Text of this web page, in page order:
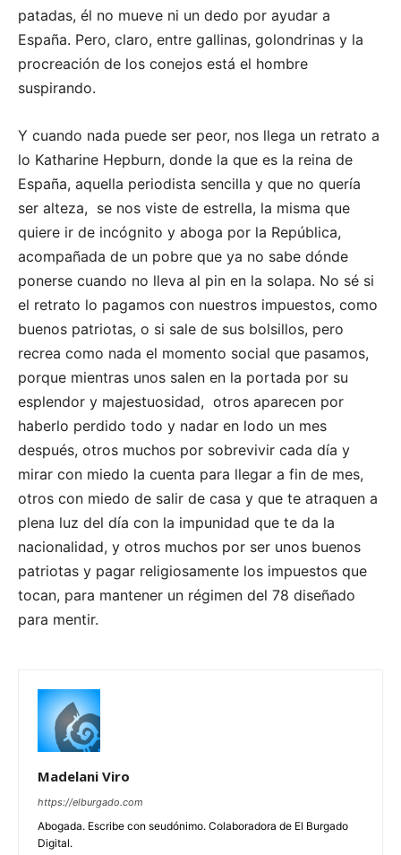
patadas, él no mueve ni un dedo por ayudar a
España. Pero, claro, entre gallinas, golondrinas y la
procreación de los conejos está el hombre
suspirando.
Y cuando nada puede ser peor, nos llega un retrato a
lo Katharine Hepburn, donde la que es la reina de
España, aquella periodista sencilla y que no quería
ser alteza, se nos viste de estrella, la misma que
quiere ir de incógnito y aboga por la República,
acompañada de un pobre que ya no sabe dónde
ponerse cuando no lleva al pin en la solapa. No sé si
el retrato lo pagamos con nuestros impuestos, como
buenos patriotas, o si sale de sus bolsillos, pero
recrea como nada el momento social que pasamos,
porque mientras unos salen en la portada por su
esplendor y majestuosidad, otros aparecen por
haberlo perdido todo y nadar en lodo un mes
después, otros muchos por sobrevivir cada día y
mirar con miedo la cuenta para llegar a fin de mes,
otros con miedo de salir de casa y que te atraquen a
plena luz del día con la impunidad que te da la
nacionalidad, y otros muchos por ser unos buenos
patriotas y pagar religiosamente los impuestos que
tocan, para mantener un régimen del 78 diseñado
para mentir.
Madelani Viro
https://elburgado.com
Abogada. Escribe con seudónimo. Colaboradora de El Burgado
Digital.